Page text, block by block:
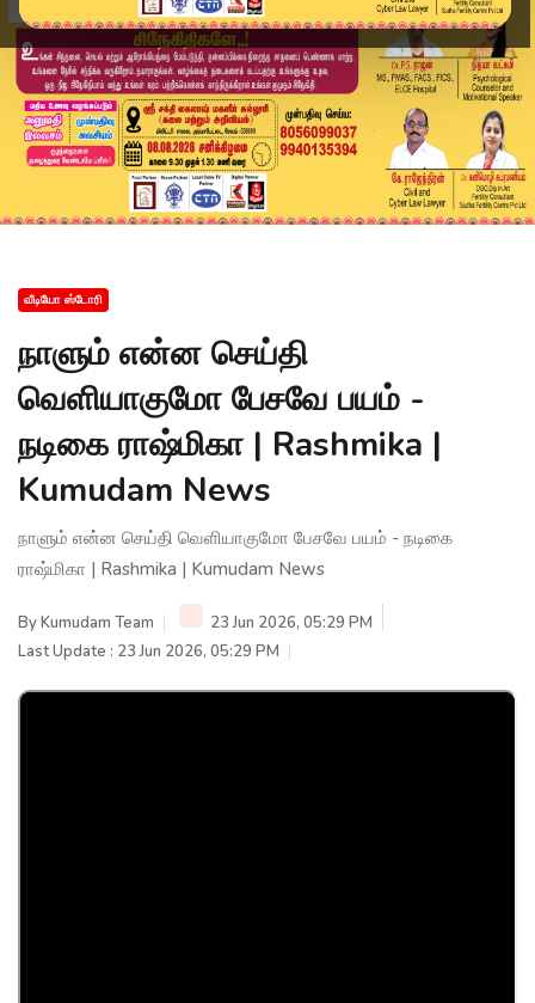
வீடியோ ஸ்டோரி
நாளும் என்ன செய்தி
வெளியாகுமோ பேசவே பயம் -
நடிகை ராஷ்மிகா | Rashmika |
Kumudam News
நாளும் என்ன செய்தி வெளியாகுமோ பேசவே பயம் - நடிகை
ராஷ்மிகா | Rashmika | Kumudam News
ByKumudam Team
23 Jun 2026, 05:29 PM
Last Update : 23 Jun 2026, 05:29 PM